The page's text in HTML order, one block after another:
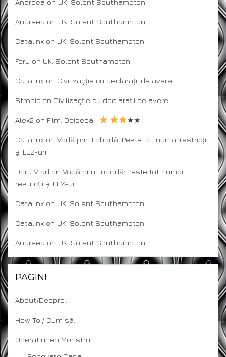
Andreea on UK: Solent Southampton
Catalinx on UK: Solent Southampton
Fery on UK: Solent Southampton
Catalinx on Civilizaçție cu declarații de avere
Stropic on Civilizaçție cu declarații de avere
Alex2 on Film: Odiseea ★★
Catalinx on Vodă prin Lobodă: Peste tot numai restricții
și LEZ-uri
Doru Vlad on Vodă prin Lobodă: Peste tot numai
restricții și LEZ-uri
Catalinx on UK: Solent Southampton
Catalinx on UK: Solent Southampton
Andreea on UK: Solent Southampton
PAGINI
About/Despre…
How To:/ Cum să:
Operatiunea Monstrul